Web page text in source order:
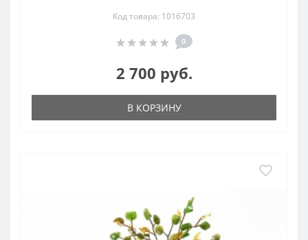
Код товара: 1016703
0
2 700 руб.
В КОРЗИНУ